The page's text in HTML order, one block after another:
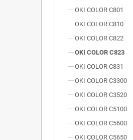
OKI COLOR C801
OKI COLOR C810
OKI COLOR C822
OKI COLOR C823
OKI COLOR C831
OKI COLOR C3300
OKI COLOR C3520
OKI COLOR C5100
OKI COLOR C5600
OKI COLOR C5650